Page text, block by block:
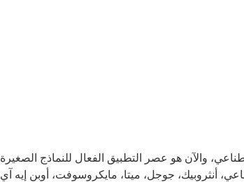
أنثروبيك، جوجل، ميتا، مايكروسوفت، أوبن إيه آي